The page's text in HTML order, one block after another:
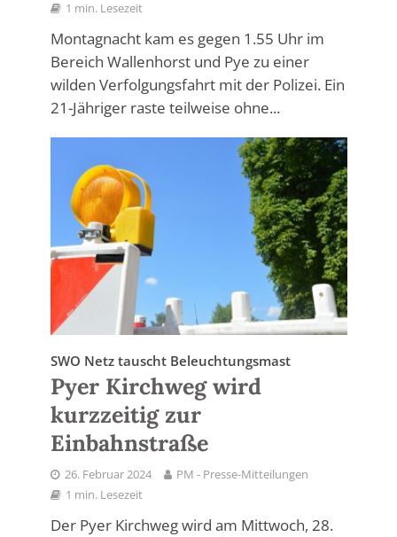
1 min. Lesezeit
Montagnacht kam es gegen 1.55 Uhr im
Bereich Wallenhorst und Pye zu einer
wilden Verfolgungsfahrt mit der Polizei. Ein
21-Jähriger raste teilweise ohne...
SWO Netz tauscht Beleuchtungsmast
Pyer Kirchweg wird
kurzzeitig zur
Einbahnstraße
26. Februar 2024
PM - Presse-Mitteilungen
1 min. Lesezeit
Der Pyer Kirchweg wird am Mittwoch, 28.